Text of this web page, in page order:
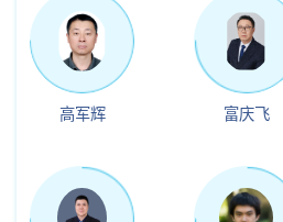
高军辉 富庆飞